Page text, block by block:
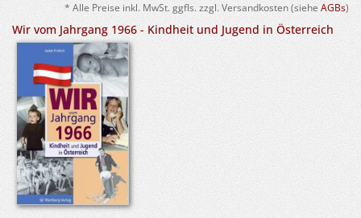
* Alle Preise inkl. MwSt. ggfls. zzgl. Versandkosten (siehe AGBs)
Wir vom Jahrgang 1966 - Kindheit und Jugend in Österreich